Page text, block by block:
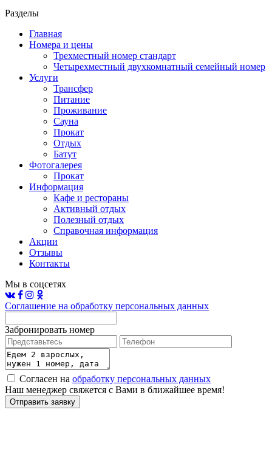
Разделы
Главная
Номера и цены
Трехместный номер стандарт
Четырехместный двухкомнатный семейный номер
Услуги
Трансфер
Питание
Проживание
Сауна
Прокат
Отдых
Батут
Фотогалерея
Прокат
Информация
Кафе и рестораны
Активный отдых
Полезный отдых
Справочная информация
Акции
Отзывы
Контакты
Мы в соцсетях
Соглашение на обработку персональных данных
Забронировать номер
Согласен на обработку персональных данных
Наш менеджер свяжется с Вами в ближайшее время!